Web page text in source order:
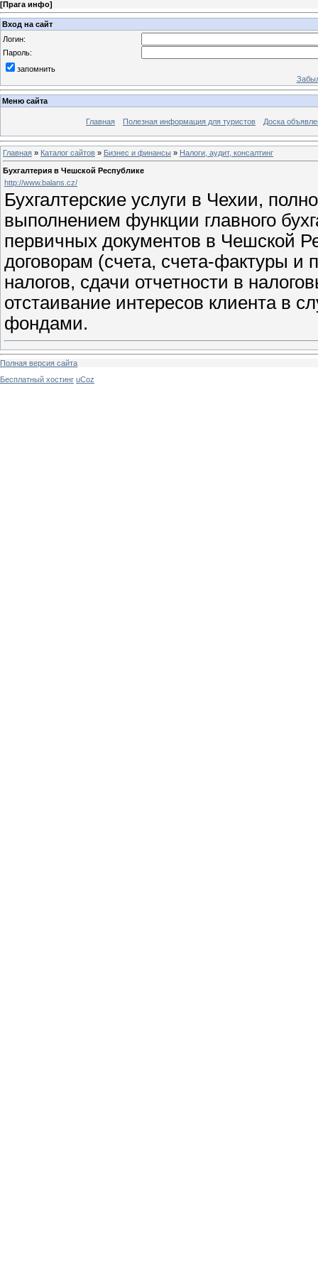
[Прага инфо]
Вход на сайт
Логин:
Пароль:
запомнить
Меню сайта
Главная Полезная информация для туристов Доска
Главная » Каталог сайтов » Бизнес и финансы » Налоги, аудит, консалтинг
Бухгалтерия в Чешской Республике
http://www.balans.cz/
Бухгалтерские услуги в Чехии,
выполнением функции главного
первичных документов в Чешской
договорам (счета, счета-фактуры и
налогов, сдачи отчетности в
отстаивание интересов клиента в
фондами.
Полная версия сайта
Бесплатный хостинг uCoz